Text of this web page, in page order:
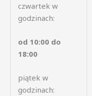
czwartek w
godzinach:
od 10:00 do
18:00
piątek w
godzinach: